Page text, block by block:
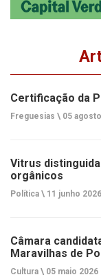
Certificação da
Freguesias \ 05
Vitrus
orgânicos
Política \ 11 junho 2026
Câmara
Maravilhas de
Cultura \ 05 maio 2026